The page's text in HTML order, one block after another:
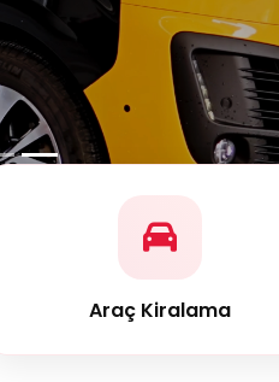
Araç Kiralama